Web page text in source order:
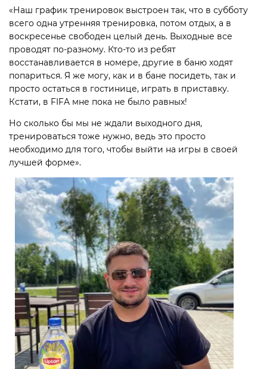
«Наш график тренировок выстроен так, что в субботу
всего одна утренняя тренировка, потом отдых, а в
воскресенье свободен целый день. Выходные все
проводят по-разному. Кто-то из ребят
восстанавливается в номере, другие в баню ходят
попариться. Я же могу, как и в бане посидеть, так и
просто остаться в гостинице, играть в приставку.
Кстати, в FIFA мне пока не было равных!
Но сколько бы мы не ждали выходного дня,
тренироваться тоже нужно, ведь это просто
необходимо для того, чтобы выйти на игры в своей
лучшей форме».